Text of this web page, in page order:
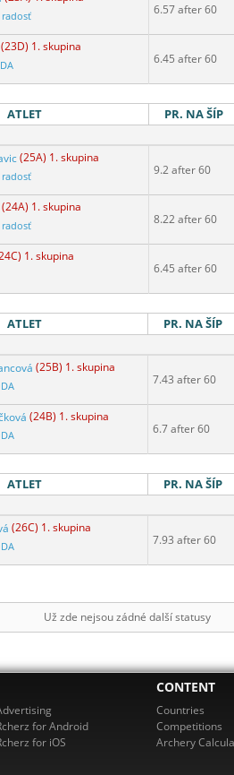
6.57 after 60
(23D) 1. skupina
6.45 after 60
ATLET PR. NA ŠÍP
(25A) 1. skupina
9.2 after 60
(24A) 1. skupina
8.22 after 60
1. skupina
6.45 after 60
ATLET PR. NA ŠÍP
(25B) 1. skupina
7.43 after 60
(24B) 1. skupina
6.7 after 60
ATLET PR. NA ŠÍP
(26C) 1. skupina
7.93 after 60
Už zde nejsou zádné další statusy
for Android
for iOS
CONTENT
Countries
Competitions
Archery